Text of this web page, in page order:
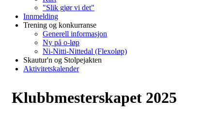
"Slik gjør vi det"
Innmelding
Trening og konkurranse
Generell informasjon
Ny på o-løp
Ni-Nitti-Nittedal (Flexoløp)
Skautur'n og Stolpejakten
Aktivitetskalender
Klubbmesterskapet 2025